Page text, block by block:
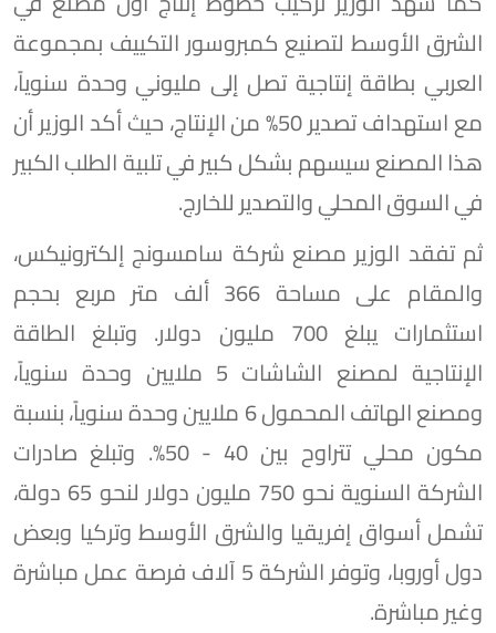
الشرق الأوسط لتصنيع كمبروسور التكييف بمجموعة
العربي بطاقة إنتاجية تصل إلى مليوني وحدة سنوياً،
مع استهداف تصدير 50% من الإنتاج، حيث أكد الوزير أن
هذا المصنع سيسهم بشكل كبير في تلبية الطلب الكبير
في السوق المحلي والتصدير للخارج.
ثم تفقد الوزير مصنع شركة سامسونج إلكترونيكس،
والمقام على مساحة 366 ألف متر مربع بحجم
استثمارات يبلغ 700 مليون دولار. وتبلغ الطاقة
الإنتاجية لمصنع الشاشات 5 ملايين وحدة سنوياً،
ومصنع الهاتف المحمول 6 ملايين وحدة سنوياً، بنسبة
مكون محلي تتراوح بين 40 - 50%. وتبلغ صادرات
الشركة السنوية نحو 750 مليون دولار لنحو 65 دولة،
تشمل أسواق إفريقيا والشرق الأوسط وتركيا وبعض
دول أوروبا، وتوفر الشركة 5 آلاف فرصة عمل مباشرة
وغير مباشرة.